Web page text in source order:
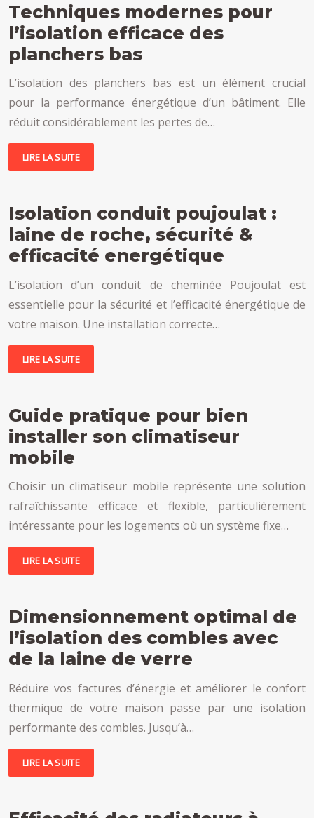
Techniques modernes pour
l’isolation efficace des
planchers bas
L’isolation des planchers bas est un élément crucial
pour la performance énergétique d’un bâtiment. Elle
réduit considérablement les pertes de…
LIRE LA SUITE
Isolation conduit poujoulat :
laine de roche, sécurité &
efficacité energétique
L’isolation d’un conduit de cheminée Poujoulat est
essentielle pour la sécurité et l’efficacité énergétique de
votre maison. Une installation correcte…
LIRE LA SUITE
Guide pratique pour bien
installer son climatiseur
mobile
Choisir un climatiseur mobile représente une solution
rafraîchissante efficace et flexible, particulièrement
intéressante pour les logements où un système fixe…
LIRE LA SUITE
Dimensionnement optimal de
l’isolation des combles avec
de la laine de verre
Réduire vos factures d’énergie et améliorer le confort
thermique de votre maison passe par une isolation
performante des combles. Jusqu’à…
LIRE LA SUITE